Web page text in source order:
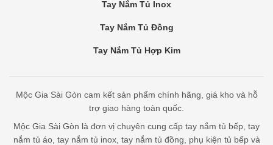
Tay Nắm Tủ Inox
Tay Nắm Tủ Đồng
Tay Nắm Tủ Hợp Kim
Mộc Gia Sài Gòn cam kết sản phẩm chính hãng, giá kho và hỗ
trợ giao hàng toàn quốc.
Mộc Gia Sài Gòn là đơn vị chuyên cung cấp tay nắm tủ bếp, tay
nắm tủ áo, tay nắm tủ inox, tay nắm tủ đồng, phụ kiện tủ bếp và